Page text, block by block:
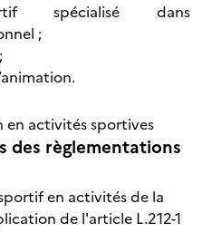
spécialisé dans
;
en activités sportives
des règlementations
en activités de la
de l'article L.212-1